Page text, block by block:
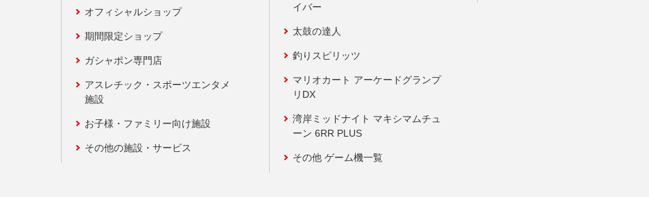
オフィシャルショップ
期間限定ショップ
ガシャポン専門店
アスレチック・スポーツエンタメ
施設
お子様・ファミリー向け施設
その他の施設・サービス
イバー
太鼓の達人
釣りスピリッツ
マリオカート アーケードグランプ
リDX
湾岸ミッドナイト マキシマムチュ
ーン 6RR PLUS
その他 ゲーム機一覧